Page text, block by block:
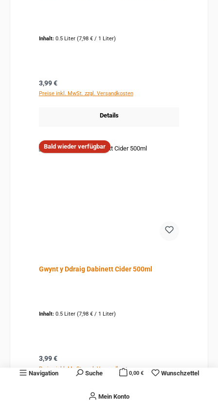
Navigation Suche Wunschzettel
Mein Konto
0,00 €
Inhalt: 0.5 Liter (7,98 € / 1 Liter)
Regulärer Preis:
3,99 €
Preise inkl. MwSt. zzgl. Versandkosten
Details
Bald wieder verfügbar
Gwynt y Ddraig Dabinett Cider 500ml
Inhalt: 0.5 Liter (7,98 € / 1 Liter)
Regulärer Preis:
3,99 €
Preise inkl. MwSt. zzgl. Versandkosten